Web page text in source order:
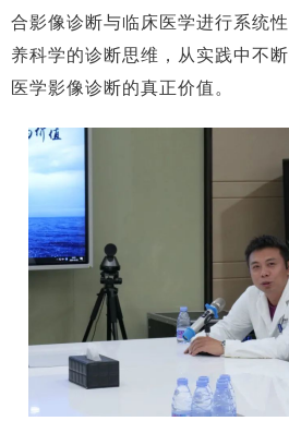
合影像诊断与临床医学进行系统
养科学的诊断思维，从实践中不
医学影像诊断的真正价值。